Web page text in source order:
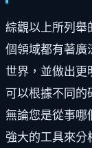
綜觀以上所列舉
個領域都有著廣
世界，並做出更
可以根據不同的
無論您是從事哪
強大的工具來分